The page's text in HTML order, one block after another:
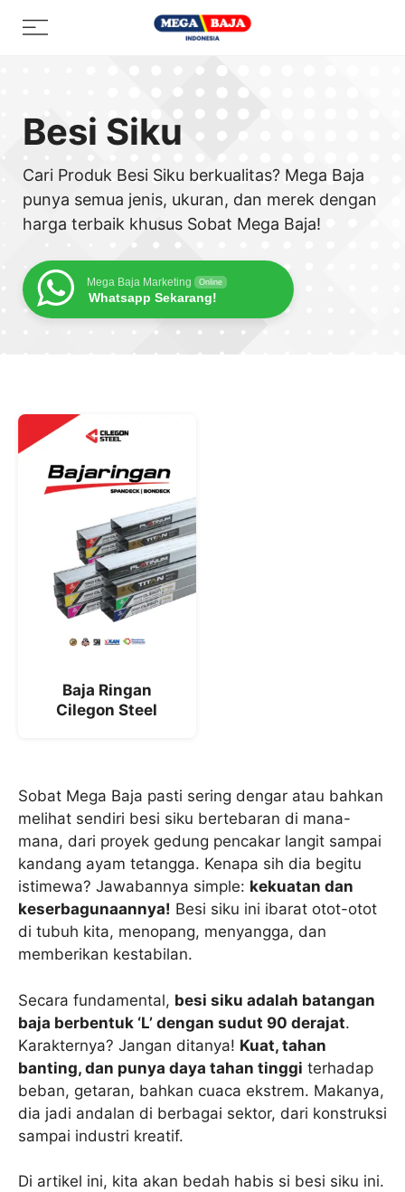
Menu
Besi Siku
Cari Produk Besi Siku berkualitas? Mega Baja
punya semua jenis, ukuran, dan merek dengan
harga terbaik khusus Sobat Mega Baja!
Mega Baja Marketing Online
Whatsapp Sekarang!
Baja Ringan
Cilegon Steel
Sobat Mega Baja pasti sering dengar atau bahkan
melihat sendiri besi siku bertebaran di mana-
mana, dari proyek gedung pencakar langit sampai
kandang ayam tetangga. Kenapa sih dia begitu
istimewa? Jawabannya simple: kekuatan dan
keserbagunaannya! Besi siku ini ibarat otot-otot
di tubuh kita, menopang, menyangga, dan
memberikan kestabilan.
Secara fundamental, besi siku adalah batangan
baja berbentuk ‘L’ dengan sudut 90 derajat.
Karakternya? Jangan ditanya! Kuat, tahan
banting, dan punya daya tahan tinggi terhadap
beban, getaran, bahkan cuaca ekstrem. Makanya,
dia jadi andalan di berbagai sektor, dari konstruksi
sampai industri kreatif.
Di artikel ini, kita akan bedah habis si besi siku ini.